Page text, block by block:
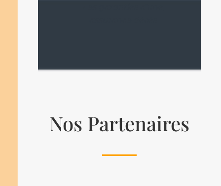
Nos Partenaires